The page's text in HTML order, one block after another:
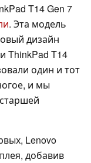
T14 Gen 7
. Эта модель
дизайн
ThinkPad T14
один и тот
и мы
Lenovo
добавив